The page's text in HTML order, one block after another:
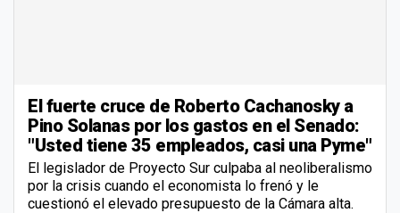
El fuerte cruce de Roberto Cachanosky a
Pino Solanas por los gastos en el Senado:
"Usted tiene 35 empleados, casi una Pyme"
El legislador de Proyecto Sur culpaba al neoliberalismo
por la crisis cuando el economista lo frenó y le
cuestionó el elevado presupuesto de la Cámara alta.